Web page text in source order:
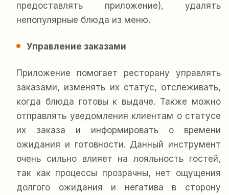
предоставлять приложение), удалять
непопулярные блюда из меню.
Управление заказами
Приложение помогает ресторану управлять
заказами, изменять их статус, отслеживать,
когда блюда готовы к выдаче. Также можно
отправлять уведомления клиентам о статусе
их заказа и информировать о времени
ожидания и готовности. Данный инструмент
очень сильно влияет на лояльность гостей,
так как процессы прозрачны, нет ощущения
долгого ожидания и негатива в сторону